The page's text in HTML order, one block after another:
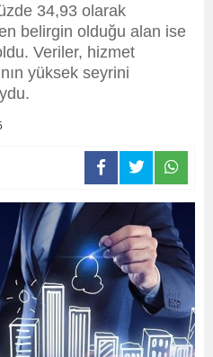
34,93 olarak
en belirgin olduğu alan ise
Veriler, hizmet
yüksek seyrini